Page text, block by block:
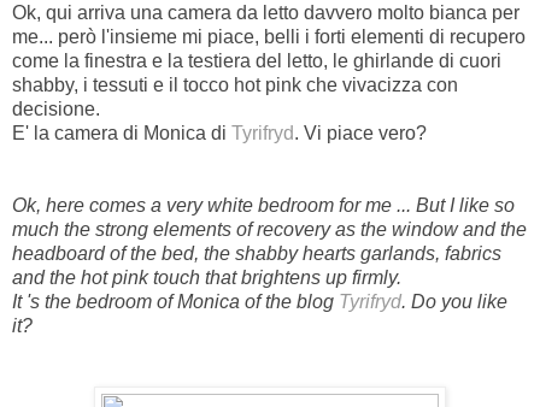
Ok, qui arriva una camera da letto davvero molto bianca per
me... però l'insieme mi piace, belli i forti elementi di recupero
come la finestra e la testiera del letto, le ghirlande di cuori
shabby, i tessuti e il tocco hot pink che vivacizza con
decisione.
E' la camera di Monica di Tyrifryd. Vi piace vero?
Ok, here comes a very white bedroom for me ... But I like so
much the strong elements of recovery as the window and the
headboard of the bed, the shabby hearts garlands, fabrics
and the hot pink touch that brightens up firmly.
It 's the bedroom of Monica of the blog Tyrifryd. Do you like
it?